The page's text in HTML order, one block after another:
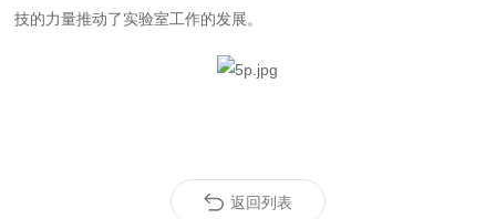
技的力量推动了实验室工作的发展。
返回列表